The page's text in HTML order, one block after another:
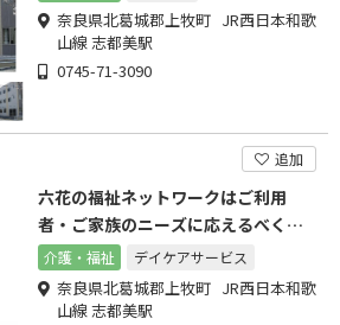
奈良県北葛城郡上牧町 JR西日本和歌
山線 志都美駅
0745-71-3090
追加
六花の福祉ネットワークはご利用
者・ご家族のニーズに応えるべく
様々な形での支援を行っています
介護・福祉 デイケアサービス
奈良県北葛城郡上牧町 JR西日本和歌
山線 志都美駅